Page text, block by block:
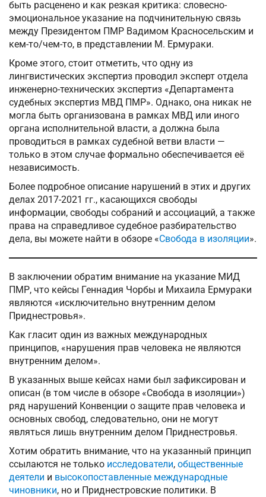
быть расценено и как резкая критика: словесно-
эмоциональное указание на подчинительную связь
между Президентом ПМР Вадимом Красносельским и
кем-то/чем-то, в представлении М. Ермураки.
Кроме этого, стоит отметить, что одну из
лингвистических экспертиз проводил эксперт отдела
инженерно-технических экспертиз «Департамента
судебных экспертиз МВД ПМР». Однако, она никак не
могла быть организована в рамках МВД или иного
органа исполнительной власти, а должна была
проводиться в рамках судебной ветви власти —
только в этом случае формально обеспечивается её
независимость.
Более подробное описание нарушений в этих и других
делах 2017-2021 гг., касающихся свободы
информации, свободы собраний и ассоциаций, а также
права на справедливое судебное разбирательство
дела, вы можете найти в обзоре «Свобода в изоляции».
В заключении обратим внимание на указание МИД
ПМР, что кейсы Геннадия Чорбы и Михаила Ермураки
являются «исключительно внутренним делом
Приднестровья».
Как гласит один из важных международных
принципов, «нарушения прав человека не являются
внутренним делом».
В указанных выше кейсах нами был зафиксирован и
описан (в том числе в обзоре «Свобода в изоляции»)
ряд нарушений Конвенции о защите прав человека и
основных свобод, следовательно, они не могут
являться лишь внутренним делом Приднестровья.
Хотим обратить внимание, что на указанный принцип
ссылаются не только исследователи, общественные
деятели и высокопоставленные международные
чиновники, но и Приднестровские политики. В